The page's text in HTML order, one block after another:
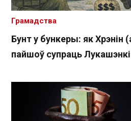
Бунт у бункеры: як
пайшоў супраць Лукашэнкі
Грамадства